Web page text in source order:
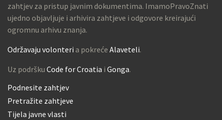
zahtjev za pristup javnim dokumentima. ImamoPravoZnati
ujedno objavljuje i arhivira zahtjeve i odgovore kreirajući
ogromnu arhivu znanja.
Održavaju volonteri a pokreće Alaveteli.
Uz podršku Code for Croatia i Gonga.
Podnesite zahtjev
Pretražite zahtjeve
Tijela javne vlasti